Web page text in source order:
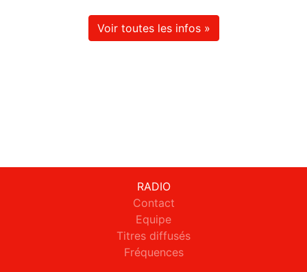
Voir toutes les infos »
RADIO
Contact
Equipe
Titres diffusés
Fréquences